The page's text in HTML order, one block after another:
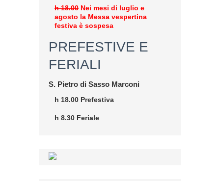
h 18.00 Nei mesi di luglio e
agosto la Messa vespertina
festiva è sospesa
PREFESTIVE E
FERIALI
S. Pietro di Sasso Marconi
h 18.00 Prefestiva
h 8.30 Feriale